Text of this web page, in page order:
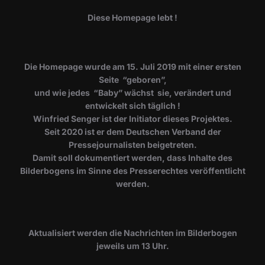
Diese Homepage lebt !
Die Homepage wurde am 15. Juli 2019 mit einer ersten
Seite “geboren”,
und wie jedes “Baby” wächst sie, verändert und
entwickelt sich täglich !
Winfried Senger ist der Initiator dieses Projektes.
Seit 2020 ist er dem Deutschen Verband der
Pressejournalisten beigetreten.
Damit soll dokumentiert werden, dass Inhalte des
Bilderbogens im Sinne des Presserechtes veröffentlicht
werden.
​Aktualisiert werden die Nachrichten im Bilderbogen
jeweils um 13 Uhr.